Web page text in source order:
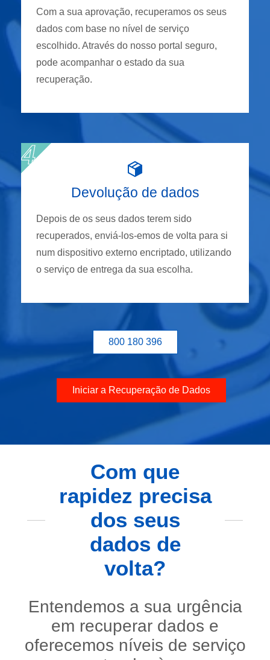
Com a sua aprovação, recuperamos os seus
dados com base no nível de serviço
escolhido. Através do nosso portal seguro,
pode acompanhar o estado da sua
recuperação.
Devolução de dados
Depois de os seus dados terem sido
recuperados, enviá-los-emos de volta para si
num dispositivo externo encriptado, utilizando
o serviço de entrega da sua escolha.
800 180 396
Iniciar a Recuperação de Dados
Com que
rapidez precisa
dos seus
dados de
volta?
Entendemos a sua urgência
em recuperar dados e
oferecemos níveis de serviço